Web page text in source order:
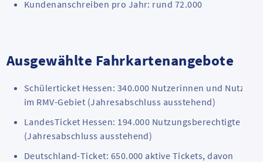
Kundenanschreiben pro Jahr: rund 72.000
Ausgewählte Fahrkartenangebote
Schülerticket Hessen: 340.000 Nutzerinnen und Nutzer
im RMV-Gebiet (Jahresabschluss ausstehend)
LandesTicket Hessen: 194.000 Nutzungsberechtigte
(Jahresabschluss ausstehend)
Deutschland-Ticket: 650.000 aktive Tickets, davon